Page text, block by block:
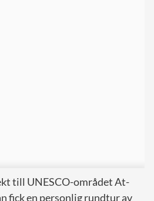
till UNESCO-området At-
fick en personlig rundtur av